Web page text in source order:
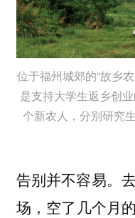
位于福州城郊的“故乡
是支持大学生返乡创
个新农人，分别研究
告别并不容易。
场，空了几个月